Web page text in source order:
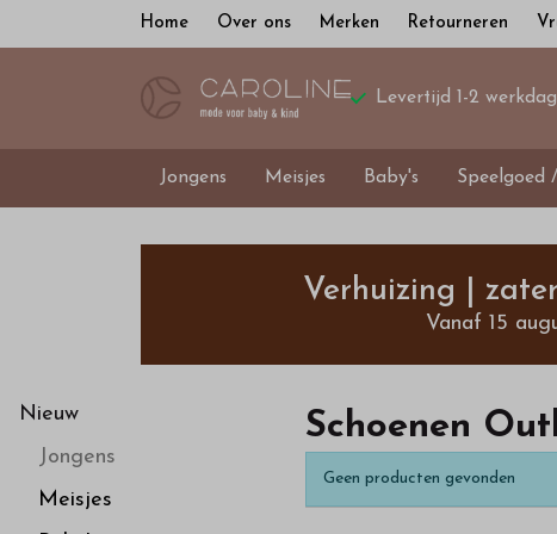
Home Over ons Merken Retourneren
Levertijd 1-2
Jongens Meisjes Baby's Speelgoed
Schoenen
Bestel
kinderkleding
Verhuizing |
Vanaf 15
Nieuw
Jongens
Meisjes
Schoenen
Geen producten gevonden